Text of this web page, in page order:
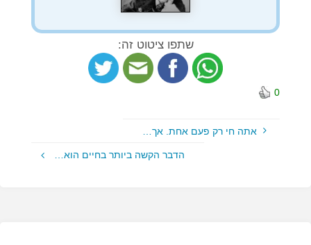
שתפו ציטוט זה:
0
אתה חי רק פעם אחת. אך…
הדבר הקשה ביותר בחיים הוא…